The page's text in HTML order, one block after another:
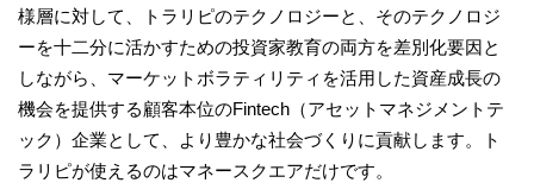
様層に対して、トラリピのテクノロジーと、そのテクノロジ
ーを十二分に活かすための投資家教育の両方を差別化要因と
しながら、マーケットボラティリティを活用した資産成長の
機会を提供する顧客本位のFintech（アセットマネジメントテ
ック）企業として、より豊かな社会づくりに貢献します。ト
ラリピが使えるのはマネースクエアだけです。